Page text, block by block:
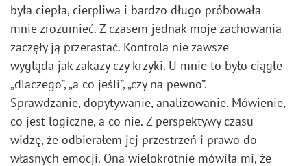
była ciepła, cierpliwa i bardzo długo próbowała
mnie zrozumieć. Z czasem jednak moje zachowania
zaczęły ją przerastać. Kontrola nie zawsze
wygląda jak zakazy czy krzyki. U mnie to było ciągłe
„dlaczego”, „a co jeśli”, „czy na pewno”.
Sprawdzanie, dopytywanie, analizowanie. Mówienie,
co jest logiczne, a co nie. Z perspektywy czasu
widzę, że odbierałem jej przestrzeń i prawo do
własnych emocji. Ona wielokrotnie mówiła mi, że